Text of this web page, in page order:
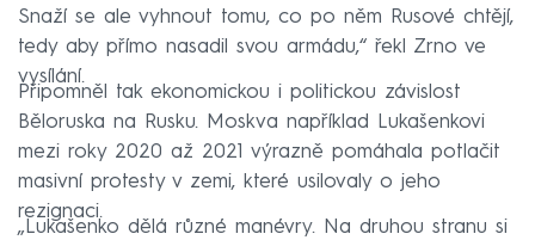
Snaží se ale vyhnout tomu, co po něm Rusové chtějí,
tedy aby přímo nasadil svou armádu,“ řekl Zrno ve
vysílání.
Připomněl tak ekonomickou i politickou závislost
Běloruska na Rusku. Moskva například Lukašenkovi
mezi roky 2020 až 2021 výrazně pomáhala potlačit
masivní protesty v zemi, které usilovaly o jeho
rezignaci.
„Lukašenko dělá různé manévry. Na druhou stranu si